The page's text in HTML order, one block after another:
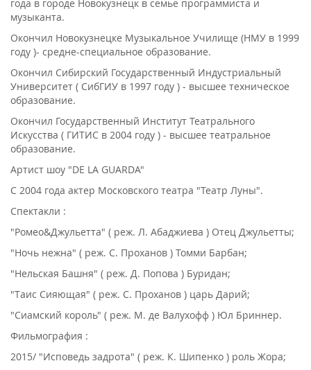
года в городе Новокузнецк в семье программиста и
музыканта.
Окончил Новокузнецке Музыкальное Училище (НМУ в 1999
году )- средне-специальное образование.
Окончил Сибирский Государственный Индустриальный
Университет ( СибГИУ в 1997 году ) - высшее техническое
образование.
Окончил Государственный Институт Театрального
Искусства ( ГИТИС в 2004 году ) - высшее театральное
образование.
Артист шоу "DE LA GUARDA"
С 2004 года актер Московского театра "Театр Луны".
Спектакли :
"Ромео&Джульетта" ( реж. Л. Абаджиева ) Отец Джульетты;
"Ночь нежна" ( реж. С. Проханов ) Томми Барбан;
"Нельская Башня" ( реж. Д. Попова ) Буридан;
"Таис Сияющая" ( реж. С. Проханов ) царь Дарий;
"Сиамский король" ( реж. М. де Валухофф ) Юл Бриннер.
Фильмография :
2015/ "Исповедь задрота" ( реж. К. Шипенко ) роль Жора;